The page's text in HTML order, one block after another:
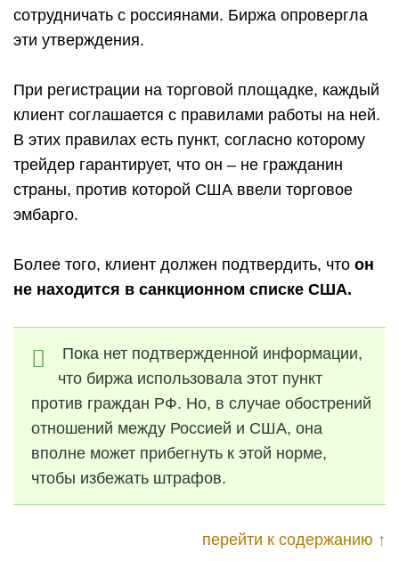
сотрудничать с россиянами. Биржа опровергла
эти утверждения.
При регистрации на торговой площадке, каждый
клиент соглашается с правилами работы на ней.
В этих правилах есть пункт, согласно которому
трейдер гарантирует, что он – не гражданин
страны, против которой США ввели торговое
эмбарго.
Более того, клиент должен подтвердить, что он
не находится в санкционном списке США.
Пока нет подтвержденной информации,
что биржа использовала этот пункт
против граждан РФ. Но, в случае обострений
отношений между Россией и США, она
вполне может прибегнуть к этой норме,
чтобы избежать штрафов.
перейти к содержанию ↑